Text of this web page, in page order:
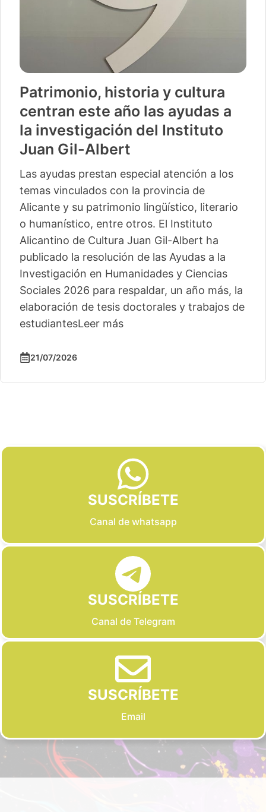
Patrimonio, historia y cultura
centran este año las ayudas a
la investigación del Instituto
Juan Gil-Albert
Las ayudas prestan especial atención a los
temas vinculados con la provincia de
Alicante y su patrimonio lingüístico, literario
o humanístico, entre otros. El Instituto
Alicantino de Cultura Juan Gil-Albert ha
publicado la resolución de las Ayudas a la
Investigación en Humanidades y Ciencias
Sociales 2026 para respaldar, un año más, la
elaboración de tesis doctorales y trabajos de
estudiantesLeer más
21/07/2026
SUSCRÍBETE
Canal de whatsapp
SUSCRÍBETE
Canal de Telegram
SUSCRÍBETE
Email